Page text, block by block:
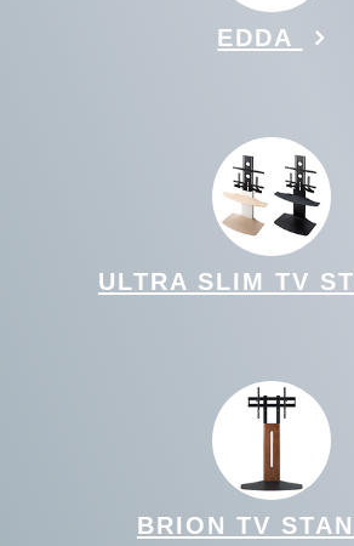
EDDA
ULTRA SLIM TV
BRION TV